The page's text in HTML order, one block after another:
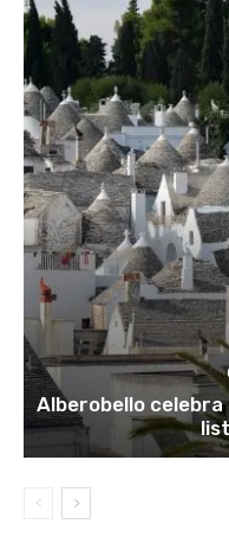
Alberobello celebra